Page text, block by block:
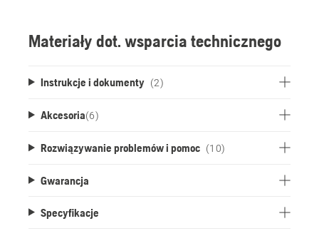
Materiały dot. wsparcia technicznego
Instrukcje i dokumenty (2)
Akcesoria(6)
Rozwiązywanie problemów i pomoc (10)
Gwarancja
Specyfikacje